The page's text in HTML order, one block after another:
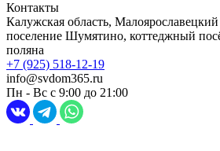
Контакты
Калужская область, Малоярославецкий
поселение Шумятино, коттеджный
поляна
+7 (925) 518-12-19
info@svdom365.ru
Пн - Вс с 9:00 до 21:00